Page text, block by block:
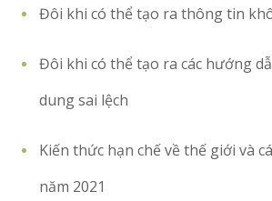
Đôi khi có thể tạo ra thông tin
Đôi khi có thể tạo ra các hướng
dung sai lệch
Kiến thức hạn chế về thế giới và
năm 2021